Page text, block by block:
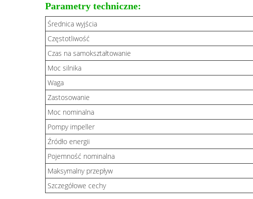
Parametry techniczne:
Średnica wyjścia
Częstotliwość
Czas na samokształtowanie
Moc silnika
Waga
Zastosowanie
Moc nominalna
Pompy impeller
Źródło energii
Pojemność nominalna
Maksymalny przepływ
Szczegółowe cechy